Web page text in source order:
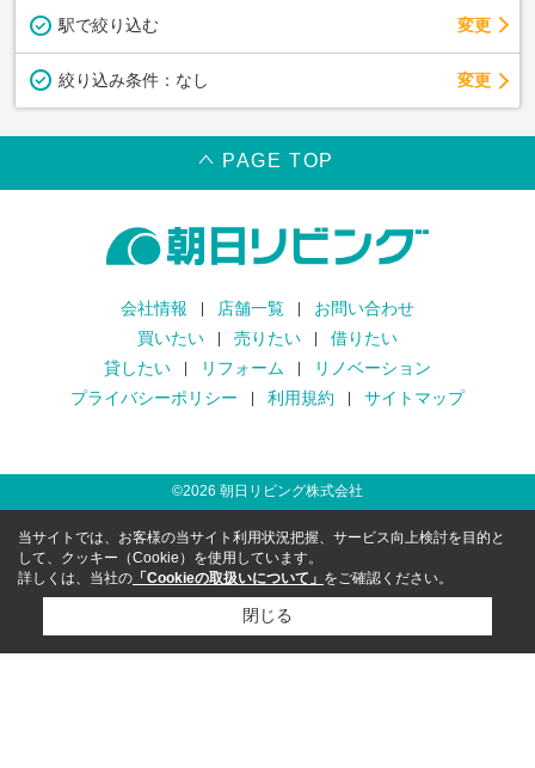
駅で絞り込む 変更
絞り込み条件： なし 変更
PAGE TOP
会社情報 店舗一覧
お問い合わせ
買いたい
売りたい
借りたい
貸したい
リフォーム
リノベーション
プライバシーポリシー
利用規約 サイトマップ
©2026 朝日リビング株式会社
当サイトでは、お客様の当サイト利用状況把握、サービス向上検討を目的と
して、クッキー（Cookie）を使用しています。
詳しくは、当社の 「Cookieの取扱いについて」 をご確認ください。
閉じる